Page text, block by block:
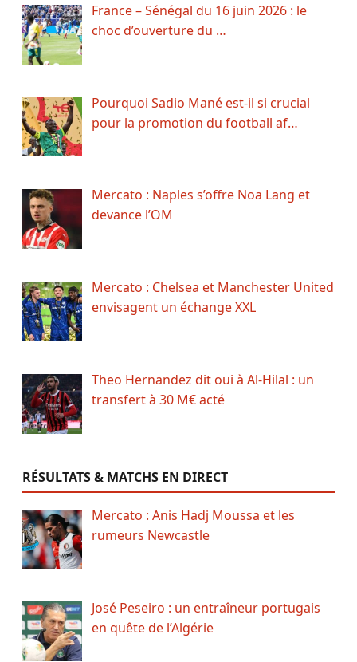
France – Sénégal du 16 juin 2026 : le
choc d’ouverture du …
Pourquoi Sadio Mané est-il si crucial
pour la promotion du football af…
Mercato : Naples s’offre Noa Lang et
devance l’OM
Mercato : Chelsea et Manchester United
envisagent un échange XXL
Theo Hernandez dit oui à Al-Hilal : un
transfert à 30 M€ acté
RÉSULTATS & MATCHS EN DIRECT
Mercato : Anis Hadj Moussa et les
rumeurs Newcastle
José Peseiro : un entraîneur portugais
en quête de l’Algérie